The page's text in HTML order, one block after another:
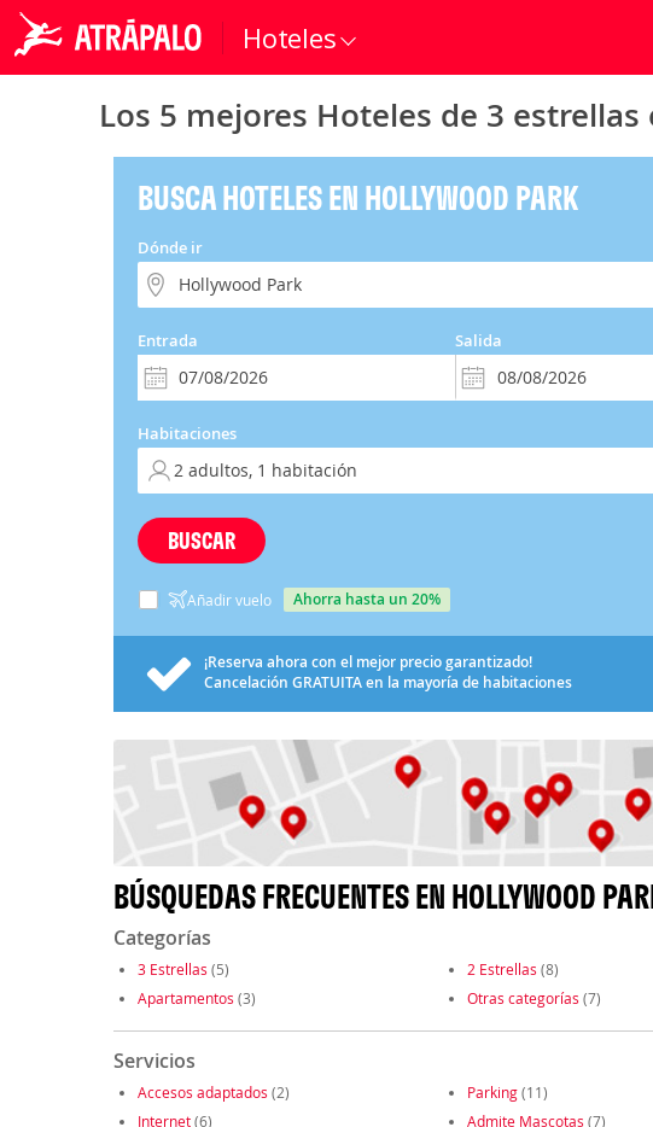
Hoteles
Los 5 mejores Hoteles de 3
BUSCA HOTELES EN HOLLYWOOD PARK
Dónde ir
Entrada Salida
Habitaciones
BUSCAR
Añadir vuelo ahorra hasta un 20%
¡Reserva ahora con el mejor precio garantizado!
Cancelación GRATUITAen la mayoría de habitaciones
BÚSQUEDAS FRECUENTES EN HOLLYWOOD
Categorías
3 Estrellas (5) 2 Estrellas (8)
Apartamentos (3) Otras categorías (7)
Servicios
Accesos adaptados (2) Parking(11)
Internet(6) Admite Mascotas (7)